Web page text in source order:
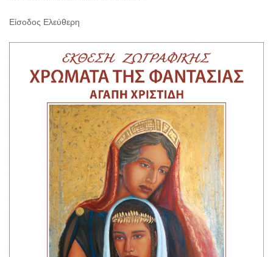
Είσοδος Ελεύθερη